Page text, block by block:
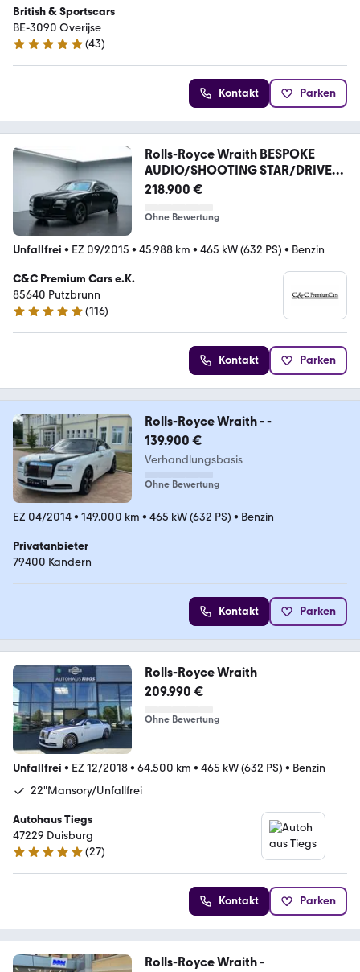
British & Sportscars
BE-3090 Overijse
5 Sterne
(43)
Kontakt Parken
Rolls-Royce Wraith BESPOKE
AUDIO/SHOOTING STAR/DRIVER
ASSI 3
218.900 €
Ohne Bewertung
Unfallfrei • EZ 09/2015 • 45.988 km • 465 kW (632 PS) • Benzin
C&C Premium Cars e.K.
85640 Putzbrunn
4.9 Sterne
(116)
Kontakt Parken
Rolls-Royce Wraith - -
139.900 €
Verhandlungsbasis
Ohne Bewertung
EZ 04/2014• 149.000 km • 465 kW (632 PS) • Benzin
Privatanbieter
79400 Kandern
Kontakt Parken
Rolls-Royce Wraith
209.990 €
Ohne Bewertung
Unfallfrei • EZ 12/2018• 64.500 km • 465 kW (632 PS) • Benzin
22"Mansory/Unfallfrei
Autohaus Tiegs
47229 Duisburg
5 Sterne
(27)
Kontakt Parken
Rolls-Royce Wraith -